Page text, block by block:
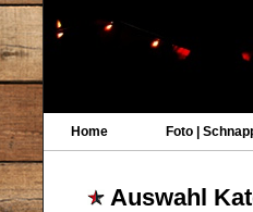
Home Foto |
Auswahl